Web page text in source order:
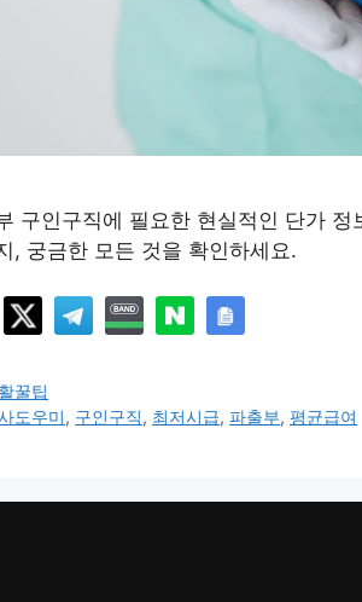
구인구직에 필요한 현실적인 단가
, 궁금한 모든 것을 확인하세요.
꿀팁
도우미, 구인구직, 최저시급,파출부,평균급여